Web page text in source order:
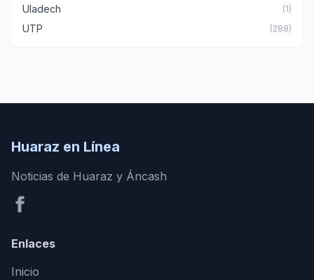
Uladech (1)
UTP (288)
Huaraz en Línea
Noticias de Huaraz y Áncash
Enlaces
Inicio